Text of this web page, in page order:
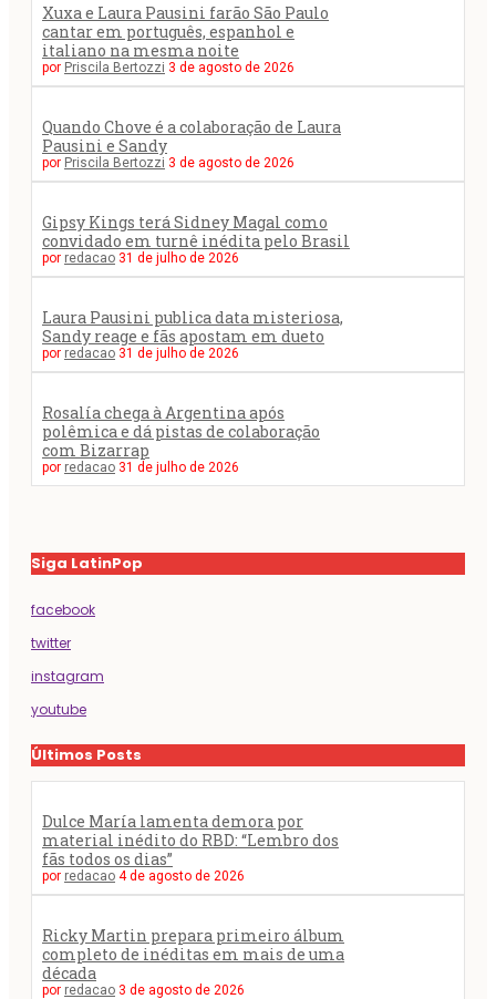
Xuxa e Laura Pausini farão São Paulo
cantar em português, espanhol e
italiano na mesma noite
por Priscila Bertozzi 3 de agosto de 2026
Quando Chove é a colaboração de Laura
Pausini e Sandy
por Priscila Bertozzi 3 de agosto de 2026
Gipsy Kings terá Sidney Magal como
convidado em turnê inédita pelo Brasil
por redacao 31 de julho de 2026
Laura Pausini publica data misteriosa,
Sandy reage e fãs apostam em dueto
por redacao 31 de julho de 2026
Rosalía chega à Argentina após
polêmica e dá pistas de colaboração
com Bizarrap
por redacao 31 de julho de 2026
Siga LatinPop
facebook
twitter
instagram
youtube
Últimos Posts
Dulce María lamenta demora por
material inédito do RBD: “Lembro dos
fãs todos os dias”
por redacao 4 de agosto de 2026
Ricky Martin prepara primeiro álbum
completo de inéditas em mais de uma
década
por redacao 3 de agosto de 2026